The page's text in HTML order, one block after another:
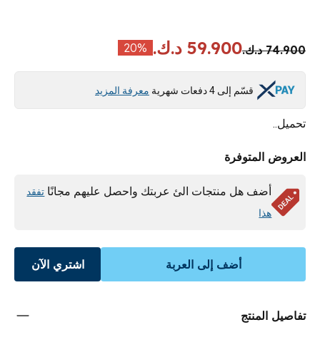
74.900 د.ك. 59.900 د.ك. 20%
قسّم إلى 4 دفعات شهرية معرفة المزيد
تحميل..
العروض المتوفرة
أضف هل منتجات الئ عربتك واحصل عليهم مجانًا تفقد
هذا
أضف إلى العربة اشتري الآن
تفاصيل المنتج